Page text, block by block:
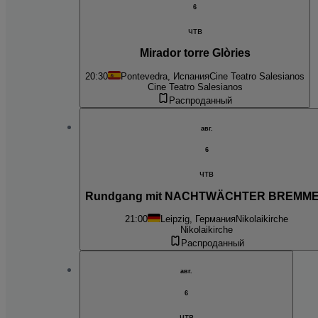
6
чтв
Mirador torre Glòries
20:30 Pontevedra, ИспанияCine Teatro Salesianos
Cine Teatro Salesianos
Распроданный
авг.
6
чтв
Rundgang mit NACHTWÄCHTER
21:00 Leipzig, Германия Nikolaikirche
Nikolaikirche
Распроданный
авг.
6